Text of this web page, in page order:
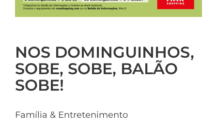
NOS DOMINGUINHOS,
SOBE, SOBE, BALÃO
SOBE!
Família & Entretenimento